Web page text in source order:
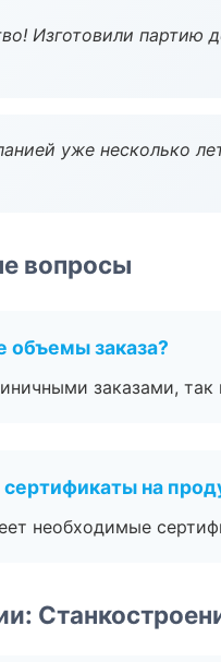
Изготовили партию
уже несколько
вопросы
объемы заказа?
заказами,
на
необходимые